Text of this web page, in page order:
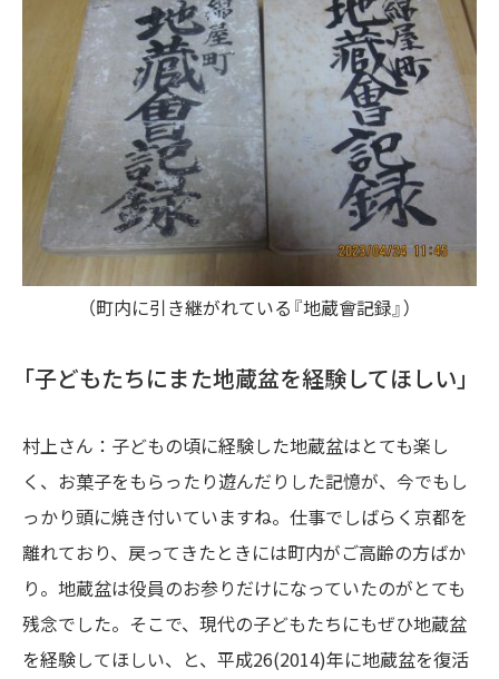
（町内に引き継がれている『地蔵會記録』）
「子どもたちにまた地蔵盆を経験してほしい」
村上さん：子どもの頃に経験した地蔵盆はとても楽し
く、お菓子をもらったり遊んだりした記憶が、今でもし
っかり頭に焼き付いていますね。仕事でしばらく京都を
離れており、戻ってきたときには町内がご高齢の方ばか
り。地蔵盆は役員のお参りだけになっていたのがとても
残念でした。そこで、現代の子どもたちにもぜひ地蔵盆
を経験してほしい、と、平成26(2014)年に地蔵盆を復活